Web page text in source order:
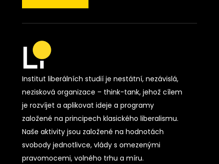
Institut liberálních studií je nestátní, nezávislá,
nezisková organizace – think-tank, jehož cílem
je rozvíjet a aplikovat ideje a programy
založené na principech klasického liberalismu.
Naše aktivity jsou založené na hodnotách
svobody jednotlivce, vlády s omezenými
pravomocemi, volného trhu a míru.